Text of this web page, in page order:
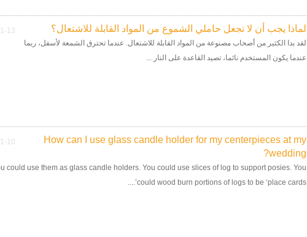
لماذا يجب أن لا تجعل حاملي الشموع من المواد القابلة للاشتعال؟
13
لقد بدا الكثير من أصحاب مصنوعة من المواد القابلة للاشتعال. عندما تحترق الشمعة لأسفل، ربما
عندما يكون المستخدم نائما، تصيد القاعدة على النار ...
How can I use glass candle holder for my centerpieces at my
wedding?
10
could use them as glass candle holders. You could use slices of log to support posies. You
could wood burn portions of logs to be ‘place cards’....